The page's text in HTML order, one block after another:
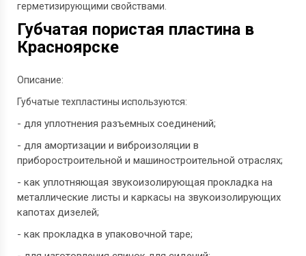
герметизирующими свойствами.
Губчатая пористая пластина в
Красноярске
Описание:
Губчатые техпластины используются:
- для уплотнения разъемных соединений;
- для амортизации и виброизоляции в
приборостроительной и машиностроительной отраслях;
- как уплотняющая звукоизолирующая прокладка на
металлические листы и каркасы на звукоизолирующих
капотах дизелей;
- как прокладка в упаковочной таре;